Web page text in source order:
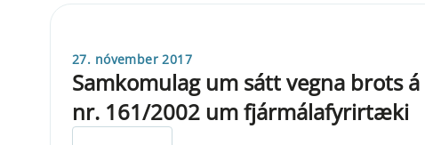
27. nóvember 2017
Samkomulag um sátt vegna brots á
nr. 161/2002 um fjármálafyrirtæki